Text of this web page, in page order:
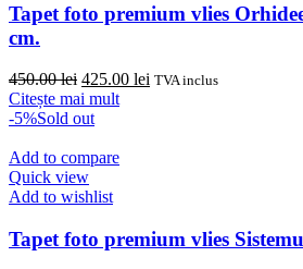
Tapet foto premium vlies
cm.
450.00lei Prețul
inițial
a
450.00 lei.
425.00 lei Prețul
TVA inclus
Citește mai mult
-5%Sold out
Add to compare
Quick view
Add to wishlist
Tapet foto premium vlies